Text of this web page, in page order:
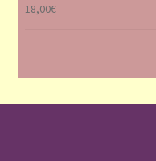
18,00€